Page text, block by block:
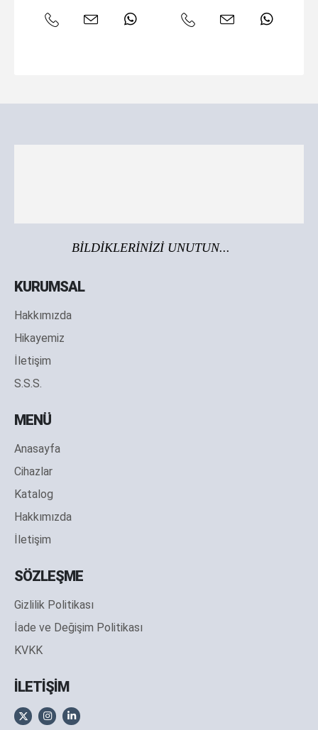
BİLDİKLERİNİZİ UNUTUN...
KURUMSAL
Hakkımızda
Hikayemiz
İletişim
S.S.S.
MENÜ
Anasayfa
Cihazlar
Katalog
Hakkımızda
İletişim
SÖZLEŞME
Gizlilik Politikası
İade ve Değişim Politikası
KVKK
İLETİŞİM